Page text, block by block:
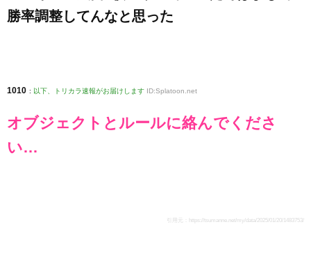
勝率調整してんなと思った
1010 : 以下、トリカラ速報がお届けします ID:Splatoon.net
オブジェクトとルールに絡んでくださ
い…
引用元： https://tsumanne.net/my/data/2025/01/20/1483753/